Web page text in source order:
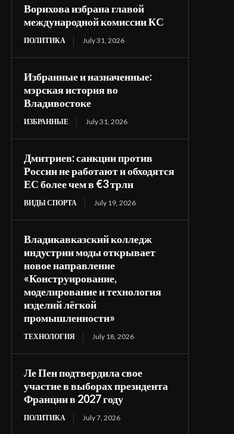
Ворихова избрана главой
международной комиссии КС
ПОЛИТИКА July 31, 2026
Избранные и назначенные:
мэрская история во
Владивостоке
ИЗБРАННЫЕ July 31, 2026
Дмитриев: санкции против
России не работают и обходятся
ЕС более чем в €3 трлн
ВИДЫ СПОРТА July 19, 2026
Владикавказский колледж
индустрии моды открывает
новое направление
«Конструирование,
моделирование и технология
изделий лёгкой
промышленности»
ТЕХНОЛОГИЯ July 18, 2026
Ле Пен подтвердила свое
участие в выборах президента
Франции в 2027 году
ПОЛИТИКА July 7, 2026